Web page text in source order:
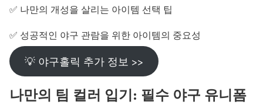
✅ 나만의 개성을 살리는 아이템 선택 팁
✅ 성공적인 야구 관람을 위한 아이템의 중요성
💡 야구홀릭 추가 정보 >>
나만의 팀 컬러 입기: 필수 야구 유니폼